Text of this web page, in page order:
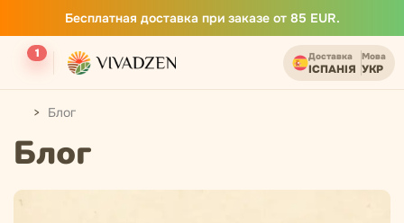
Бесплатная доставка при заказе от 85 EUR.
1 Доставка
ІСПАНІЯ
Мова
УКР
Блог
Блог